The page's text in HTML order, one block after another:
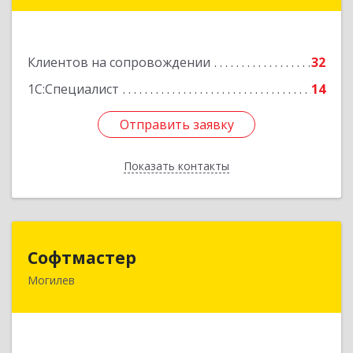
Клиентов на сопровождении
32
1С:Специалист
14
Отправить заявку
Показать контакты
Отправить заявку
Назад
Софтмастер
Могилев212017, Республика Беларусь, г.Могилев, ул.